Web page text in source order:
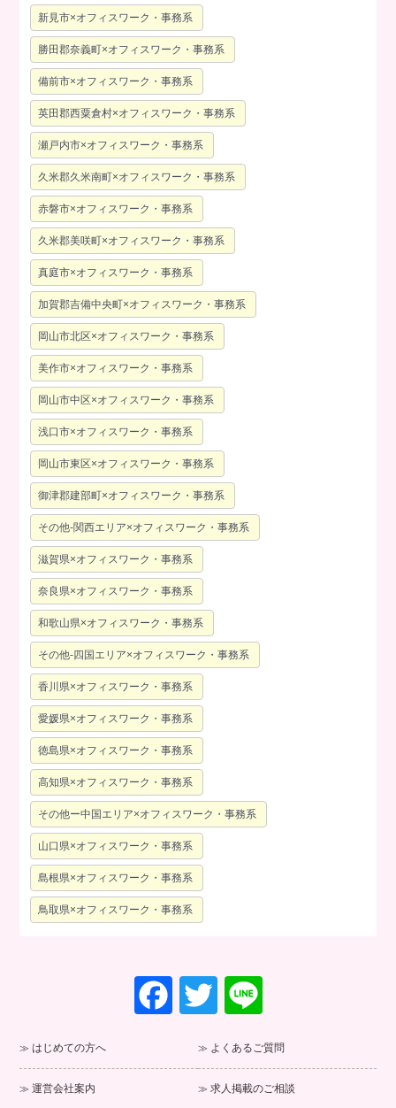
新見市×オフィスワーク・事務系
勝田郡奈義町×オフィスワーク・事務系
備前市×オフィスワーク・事務系
英田郡西粟倉村×オフィスワーク・事務系
瀬戸内市×オフィスワーク・事務系
久米郡久米南町×オフィスワーク・事務系
赤磐市×オフィスワーク・事務系
久米郡美咲町×オフィスワーク・事務系
真庭市×オフィスワーク・事務系
加賀郡吉備中央町×オフィスワーク・事務系
岡山市北区×オフィスワーク・事務系
美作市×オフィスワーク・事務系
岡山市中区×オフィスワーク・事務系
浅口市×オフィスワーク・事務系
岡山市東区×オフィスワーク・事務系
御津郡建部町×オフィスワーク・事務系
その他-関西エリア×オフィスワーク・事務系
滋賀県×オフィスワーク・事務系
奈良県×オフィスワーク・事務系
和歌山県×オフィスワーク・事務系
その他-四国エリア×オフィスワーク・事務系
香川県×オフィスワーク・事務系
愛媛県×オフィスワーク・事務系
徳島県×オフィスワーク・事務系
高知県×オフィスワーク・事務系
その他ー中国エリア×オフィスワーク・事務系
山口県×オフィスワーク・事務系
島根県×オフィスワーク・事務系
鳥取県×オフィスワーク・事務系
F
a
e
T
wi
tt
er
e
はじめての方へ よくあるご質問
運営会社案内 求人掲載のご相談